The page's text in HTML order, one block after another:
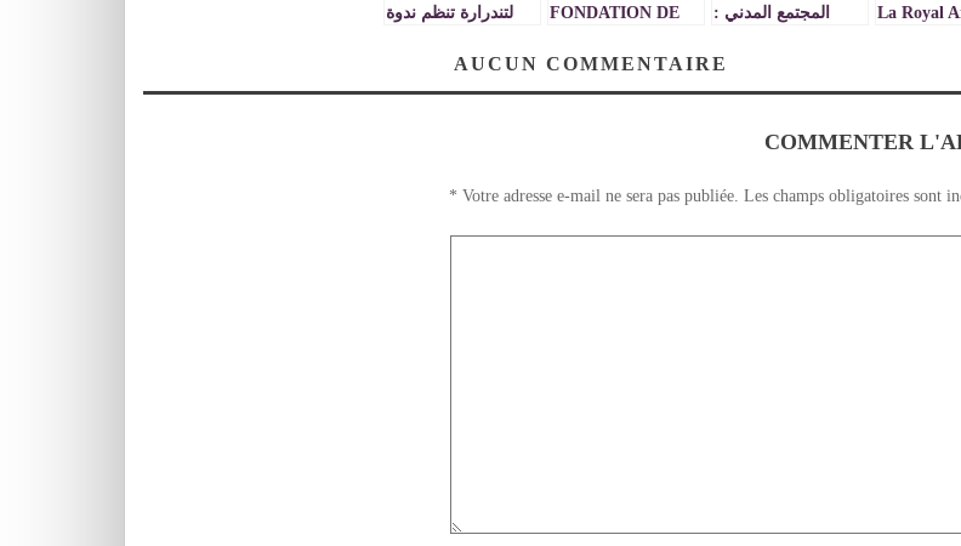
La Royal
المجتمع المدني :
مشاريع ذات النفع
FONDATION DE
FINANCE LES
لتندرارة تنظم ندوة
من أجل حكامة جيدة
AUCUN COMMENTAIRE
COMMENTER
Votre adresse e-mail ne sera pas publiée. Les champs obligatoires sont
*